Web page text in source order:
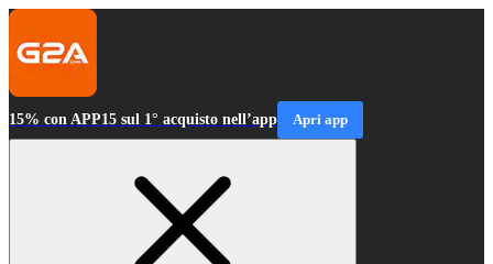
15% con APP15 sul 1° acquisto nell’app Apri app